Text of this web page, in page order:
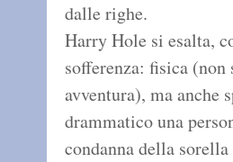
dalle righe.
Harry Hole si esalta,
sofferenza: fisica
avventura), ma anche
drammatico una
condanna della